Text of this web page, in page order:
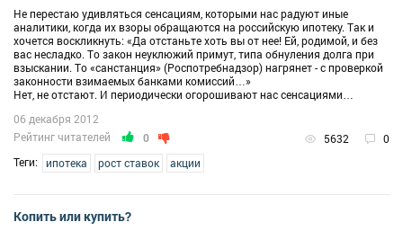
Не перестаю удивляться сенсациям, которыми нас радуют иные
аналитики, когда их взоры обращаются на российскую ипотеку. Так и
хочется воскликнуть: «Да отстаньте хоть вы от нее! Ей, родимой, и без
вас несладко. То закон неуклюжий примут, типа обнуления долга при
взыскании. То «санстанция» (Роспотребнадзор) нагрянет - с проверкой
законности взимаемых банками комиссий…»
Нет, не отстают. И периодически огорошивают нас сенсациями…
Рейтинг читателей 0 5632 0
06 декабря 2012
Теги: ипотека рост ставок акции
Копить или купить?